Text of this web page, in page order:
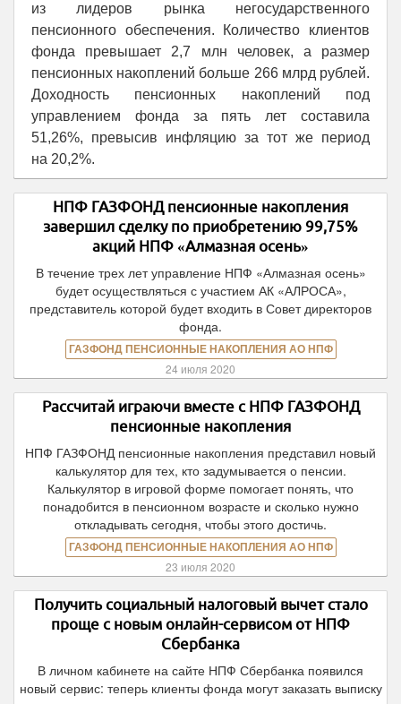
из лидеров рынка негосударственного
пенсионного обеспечения. Количество клиентов
фонда превышает 2,7 млн человек, а размер
пенсионных накоплений больше 266 млрд рублей.
Доходность пенсионных накоплений под
управлением фонда за пять лет составила
51,26%, превысив инфляцию за тот же период
на 20,2%.
НПФ ГАЗФОНД пенсионные накопления
завершил сделку по приобретению 99,75%
акций НПФ «Алмазная осень»
В течение трех лет управление НПФ «Алмазная осень»
будет осуществляться с участием АК «АЛРОСА»,
представитель которой будет входить в Совет директоров
фонда.
ГАЗФОНД ПЕНСИОННЫЕ НАКОПЛЕНИЯ АО НПФ
24 июля 2020
Рассчитай играючи вместе с НПФ ГАЗФОНД
пенсионные накопления
НПФ ГАЗФОНД пенсионные накопления представил новый
калькулятор для тех, кто задумывается о пенсии.
Калькулятор в игровой форме помогает понять, что
понадобится в пенсионном возрасте и сколько нужно
откладывать сегодня, чтобы этого достичь.
ГАЗФОНД ПЕНСИОННЫЕ НАКОПЛЕНИЯ АО НПФ
23 июля 2020
Получить социальный налоговый вычет стало
проще с новым онлайн-сервисом от НПФ
Сбербанка
В личном кабинете на сайте НПФ Сбербанка появился
новый сервис: теперь клиенты фонда могут заказать выписку